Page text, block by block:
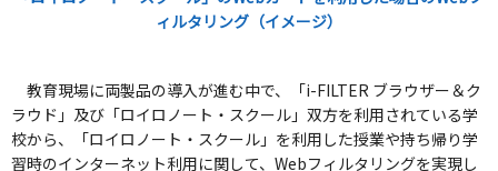
ィルタリング（イメージ）
教育現場に両製品の導入が進む中で、「i-FILTER ブラウザー＆ク
ラウド」及び「ロイロノート・スクール」双方を利用されている学
校から、「ロイロノート・スクール」を利用した授業や持ち帰り学
習時のインターネット利用に関して、Webフィルタリングを実現し